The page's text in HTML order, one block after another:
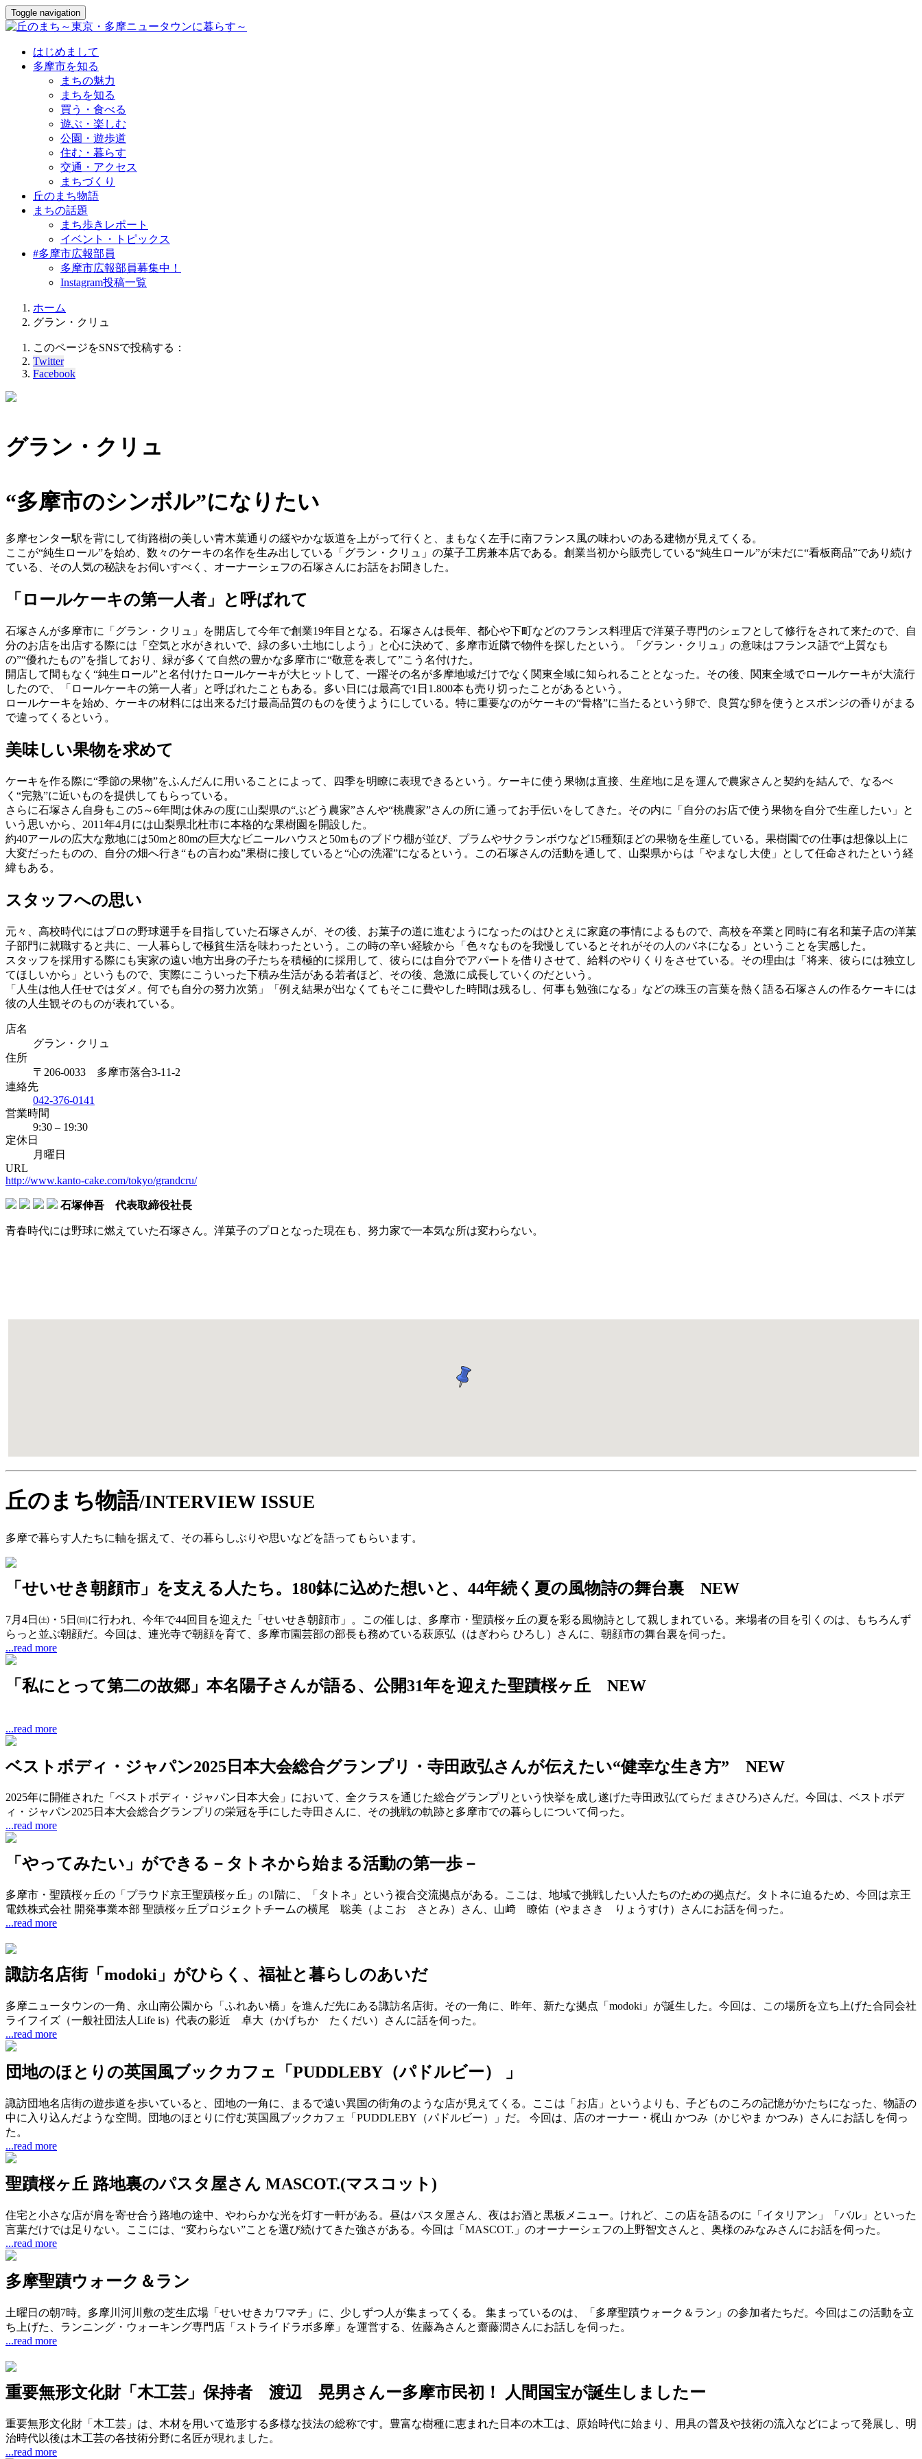
Toggle navigation
はじめまして
多摩市を知る
まちの魅力
まちを知る
買う・食べる
遊ぶ・楽しむ
公園・遊歩道
住む・暮らす
交通・アクセス
まちづくり
丘のまち物語
まちの話題
まち歩きレポート
イベント・トピックス
#多摩市広報部員
多摩市広報部員募集中！
Instagram投稿一覧
ホーム
グラン・クリュ
このページをSNSで投稿する：
Twitter
Facebook
グラン・クリュ
“多摩市のシンボル”になりたい
多摩センター駅を背にして街路樹の美しい青木葉通りの緩やかな坂道を上がって行くと、まもなく左手に南フランス風の味わいのある建物が見えてくる。
ここが“純生ロール”を始め、数々のケーキの名作を生み出している「グラン・クリュ」の菓子工房兼本店である。創業当初から販売している“純生ロール”が未だに“看板商品”であり続け
ている、その人気の秘訣をお伺いすべく、オーナーシェフの石塚さんにお話をお聞きした。
「ロールケーキの第一人者」と呼ばれて
石塚さんが多摩市に「グラン・クリュ」を開店して今年で創業19年目となる。石塚さんは長年、都心や下町などのフランス料理店で洋菓子専門のシェフとして修行をされて来たので、自
分のお店を出店する際には「空気と水がきれいで、緑の多い土地にしよう」と心に決めて、多摩市近隣で物件を探したという。「グラン・クリュ」の意味はフランス語で“上質なも
の”“優れたもの”を指しており、緑が多くて自然の豊かな多摩市に“敬意を表して”こう名付けた。
開店して間もなく“純生ロール”と名付けたロールケーキが大ヒットして、一躍その名が多摩地域だけでなく関東全域に知られることとなった。その後、関東全域でロールケーキが大流行
したので、「ロールケーキの第一人者」と呼ばれたこともある。多い日には最高で1日1.800本も売り切ったことがあるという。
ロールケーキを始め、ケーキの材料には出来るだけ最高品質のものを使うようにしている。特に重要なのがケーキの“骨格”に当たるという卵で、良質な卵を使うとスポンジの香りがまる
で違ってくるという。
美味しい果物を求めて
ケーキを作る際に“季節の果物”をふんだんに用いることによって、四季を明瞭に表現できるという。ケーキに使う果物は直接、生産地に足を運んで農家さんと契約を結んで、なるべ
く“完熟”に近いものを提供してもらっている。
さらに石塚さん自身もこの5～6年間は休みの度に山梨県の“ぶどう農家”さんや“桃農家”さんの所に通ってお手伝いをしてきた。その内に「自分のお店で使う果物を自分で生産したい」と
いう思いから、2011年4月には山梨県北杜市に本格的な果樹園を開設した。
約40アールの広大な敷地には50mと80mの巨大なビニールハウスと50mものブドウ棚が並び、プラムやサクランボウなど15種類ほどの果物を生産している。果樹園での仕事は想像以上に
大変だったものの、自分の畑へ行き“もの言わぬ”果樹に接していると“心の洗濯”になるという。この石塚さんの活動を通して、山梨県からは「やまなし大使」として任命されたという経
緯もある。
スタッフへの思い
元々、高校時代にはプロの野球選手を目指していた石塚さんが、その後、お菓子の道に進むようになったのはひとえに家庭の事情によるもので、高校を卒業と同時に有名和菓子店の洋菓
子部門に就職すると共に、一人暮らしで極貧生活を味わったという。この時の辛い経験から「色々なものを我慢しているとそれがその人のバネになる」ということを実感した。
スタッフを採用する際にも実家の遠い地方出身の子たちを積極的に採用して、彼らには自分でアパートを借りさせて、給料のやりくりをさせている。その理由は「将来、彼らには独立し
てほしいから」というもので、実際にこういった下積み生活がある若者ほど、その後、急激に成長していくのだという。
「人生は他人任せではダメ。何でも自分の努力次第」「例え結果が出なくてもそこに費やした時間は残るし、何事も勉強になる」などの珠玉の言葉を熱く語る石塚さんの作るケーキには
彼の人生観そのものが表れている。
店名
グラン・クリュ
住所
〒206-0033 多摩市落合3-11-2
連絡先
042-376-0141
営業時間
9:30 – 19:30
定休日
月曜日
URL
http://www.kanto-cake.com/tokyo/grandcru/
石塚伸吾 代表取締役社長
青春時代には野球に燃えていた石塚さん。洋菓子のプロとなった現在も、努力家で一本気な所は変わらない。
丘のまち物語/INTERVIEW ISSUE
多摩で暮らす人たちに軸を据えて、その暮らしぶりや思いなどを語ってもらいます。
「せいせき朝顔市」を支える人たち。180鉢に込めた想いと、44年続く夏の風物詩の舞台裏 NEW
7月4日㈯・5日㈰に行われ、今年で44回目を迎えた「せいせき朝顔市」。この催しは、多摩市・聖蹟桜ヶ丘の夏を彩る風物詩として親しまれている。来場者の目を引くのは、もちろんず
らっと並ぶ朝顔だ。今回は、連光寺で朝顔を育て、多摩市園芸部の部長も務めている萩原弘（はぎわら ひろし）さんに、朝顔市の舞台裏を伺った。
...read more
「私にとって第二の故郷」本名陽子さんが語る、公開31年を迎えた聖蹟桜ヶ丘 NEW
...read more
ベストボディ・ジャパン2025日本大会総合グランプリ・寺田政弘さんが伝えたい“健幸な生き方” NEW
2025年に開催された「ベストボディ・ジャパン日本大会」において、全クラスを通じた総合グランプリという快挙を成し遂げた寺田政弘(てらだ まさひろ)さんだ。今回は、ベストボデ
ィ・ジャパン2025日本大会総合グランプリの栄冠を手にした寺田さんに、その挑戦の軌跡と多摩市での暮らしについて伺った。
...read more
「やってみたい」ができる－タトネから始まる活動の第一歩－
多摩市・聖蹟桜ヶ丘の「プラウド京王聖蹟桜ヶ丘」の1階に、「タトネ」という複合交流拠点がある。ここは、地域で挑戦したい人たちのための拠点だ。タトネに迫るため、今回は京王
電鉄株式会社 開発事業本部 聖蹟桜ヶ丘プロジェクトチームの横尾 聡美（よこお さとみ）さん、山﨑 瞭佑（やまさき りょうすけ）さんにお話を伺った。
...read more
諏訪名店街「modoki」がひらく、福祉と暮らしのあいだ
多摩ニュータウンの一角、永山南公園から「ふれあい橋」を進んだ先にある諏訪名店街。その一角に、昨年、新たな拠点「modoki」が誕生した。今回は、この場所を立ち上げた合同会社
ライフイズ（一般社団法人Life is）代表の影近 卓大（かげちか たくだい）さんに話を伺った。
...read more
団地のほとりの英国風ブックカフェ「PUDDLEBY（パドルビー） 」
諏訪団地名店街の遊歩道を歩いていると、団地の一角に、まるで遠い異国の街角のような店が見えてくる。ここは「お店」というよりも、子どものころの記憶がかたちになった、物語の
中に入り込んだような空間。団地のほとりに佇む英国風ブックカフェ「PUDDLEBY（パドルビー）」だ。 今回は、店のオーナー・梶山 かつみ（かじやま かつみ）さんにお話しを伺っ
た。
...read more
聖蹟桜ヶ丘 路地裏のパスタ屋さん MASCOT.(マスコット)
住宅と小さな店が肩を寄せ合う路地の途中、やわらかな光を灯す一軒がある。昼はパスタ屋さん、夜はお酒と黒板メニュー。けれど、この店を語るのに「イタリアン」「バル」といった
言葉だけでは足りない。ここには、“変わらない”ことを選び続けてきた強さがある。今回は「MASCOT.」のオーナーシェフの上野智文さんと、奥様のみなみさんにお話を伺った。
...read more
多摩聖蹟ウォーク＆ラン
土曜日の朝7時。多摩川河川敷の芝生広場「せいせきカワマチ」に、少しずつ人が集まってくる。 集まっているのは、「多摩聖蹟ウォーク＆ラン」の参加者たちだ。今回はこの活動を立
ち上げた、ランニング・ウォーキング専門店「ストライドラボ多摩」を運営する、佐藤為さんと齋藤潤さんにお話しを伺った。
...read more
重要無形文化財「木工芸」保持者 渡辺 晃男さんー多摩市民初！ 人間国宝が誕生しましたー
重要無形文化財「木工芸」は、木材を用いて造形する多様な技法の総称です。豊富な樹種に恵まれた日本の木工は、原始時代に始まり、用具の普及や技術の流入などによって発展し、明
治時代以後は木工芸の各技術分野に名匠が現れました。
...read more